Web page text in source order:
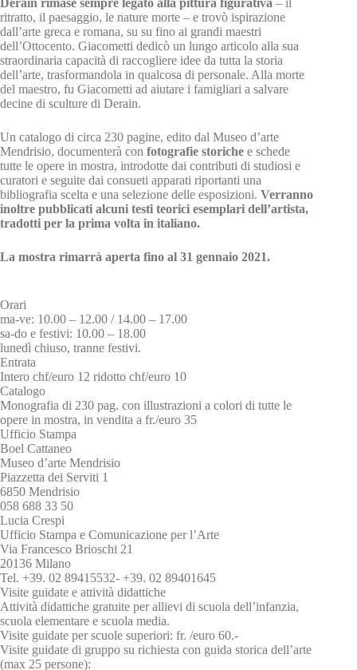
Derain rimase sempre legato alla pittura figurativa – il
ritratto, il paesaggio, le nature morte – e trovò ispirazione
dall’arte greca e romana, su su fino ai grandi maestri
dell’Ottocento. Giacometti dedicò un lungo articolo alla sua
straordinaria capacità di raccogliere idee da tutta la storia
dell’arte, trasformandola in qualcosa di personale. Alla morte
del maestro, fu Giacometti ad aiutare i famigliari a salvare
decine di sculture di Derain.
Un catalogo di circa 230 pagine, edito dal Museo d’arte
Mendrisio, documenterà con fotografie storiche e schede
tutte le opere in mostra, introdotte dai contributi di studiosi e
curatori e seguite dai consueti apparati riportanti una
bibliografia scelta e una selezione delle esposizioni. Verranno
inoltre pubblicati alcuni testi teorici esemplari dell’artista,
tradotti per la prima volta in italiano.
La mostra rimarrà aperta fino al 31 gennaio 2021.
Orari
ma-ve: 10.00 – 12.00 / 14.00 – 17.00
sa-do e festivi: 10.00 – 18.00
lunedì chiuso, tranne festivi.
Entrata
Intero chf/euro 12 ridotto chf/euro 10
Catalogo
Monografia di 230 pag. con illustrazioni a colori di tutte le
opere in mostra, in vendita a fr./euro 35
Ufficio Stampa
Boel Cattaneo
Museo d’arte Mendrisio
Piazzetta dei Serviti 1
6850 Mendrisio
058 688 33 50
Lucia Crespi
Ufficio Stampa e Comunicazione per l’Arte
Via Francesco Brioschi 21
20136 Milano
Tel. +39. 02 89415532- +39. 02 89401645
Visite guidate e attività didattiche
Attività didattiche gratuite per allievi di scuola dell’infanzia,
scuola elementare e scuola media.
Visite guidate per scuole superiori: fr. /euro 60.-
Visite guidate di gruppo su richiesta con guida storica dell’arte
(max 25 persone):